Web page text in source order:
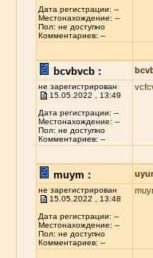
Дата регистрации: --
Местонахождение: --
Пол: не доступно
Комментариев: --
bcvbvcb :
не зарегистрирован
15.05.2022 , 13:49
Дата регистрации: --
Местонахождение: --
Пол: не доступно
Комментариев: --
muym :
не зарегистрирован
15.05.2022 , 13:48
Дата регистрации: --
Местонахождение: --
Пол: не доступно
Комментариев: --